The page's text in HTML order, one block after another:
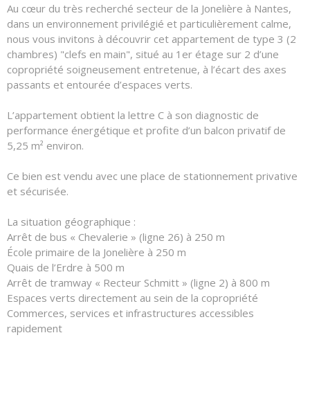
Au cœur du très recherché secteur de la Jonelière à Nantes,
dans un environnement privilégié et particulièrement calme,
nous vous invitons à découvrir cet appartement de type 3 (2
chambres) "clefs en main", situé au 1er étage sur 2 d’une
copropriété soigneusement entretenue, à l’écart des axes
passants et entourée d’espaces verts.
L’appartement obtient la lettre C à son diagnostic de
performance énergétique et profite d’un balcon privatif de
5,25 m² environ.
Ce bien est vendu avec une place de stationnement privative
et sécurisée.
La situation géographique :
Arrêt de bus « Chevalerie » (ligne 26) à 250 m
École primaire de la Jonelière à 250 m
Quais de l’Erdre à 500 m
Arrêt de tramway « Recteur Schmitt » (ligne 2) à 800 m
Espaces verts directement au sein de la copropriété
Commerces, services et infrastructures accessibles
rapidement